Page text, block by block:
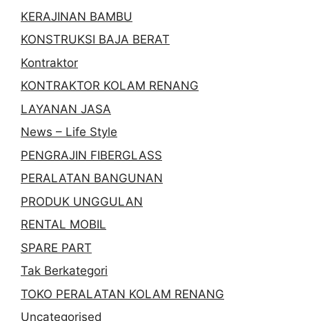
KERAJINAN BAMBU
KONSTRUKSI BAJA BERAT
Kontraktor
KONTRAKTOR KOLAM RENANG
LAYANAN JASA
News – Life Style
PENGRAJIN FIBERGLASS
PERALATAN BANGUNAN
PRODUK UNGGULAN
RENTAL MOBIL
SPARE PART
Tak Berkategori
TOKO PERALATAN KOLAM RENANG
Uncategorised